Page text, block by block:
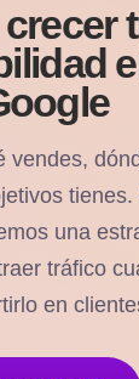
crecer
vendes,
tienes.
una
tráfico
en